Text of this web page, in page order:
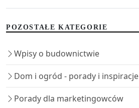
POZOSTAŁE KATEGORIE
Wpisy o budownictwie
Dom i ogród - porady i inspiracje
Porady dla marketingowców